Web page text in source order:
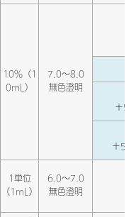
10％（1
0mL）
7.0～8.0
無色澄明
＋5
＋5
1単位
（1mL）
6.0～7.0
無色澄明